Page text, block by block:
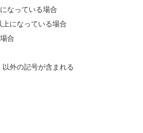
なっている場合
になっている場合
合
以外の記号が含まれる